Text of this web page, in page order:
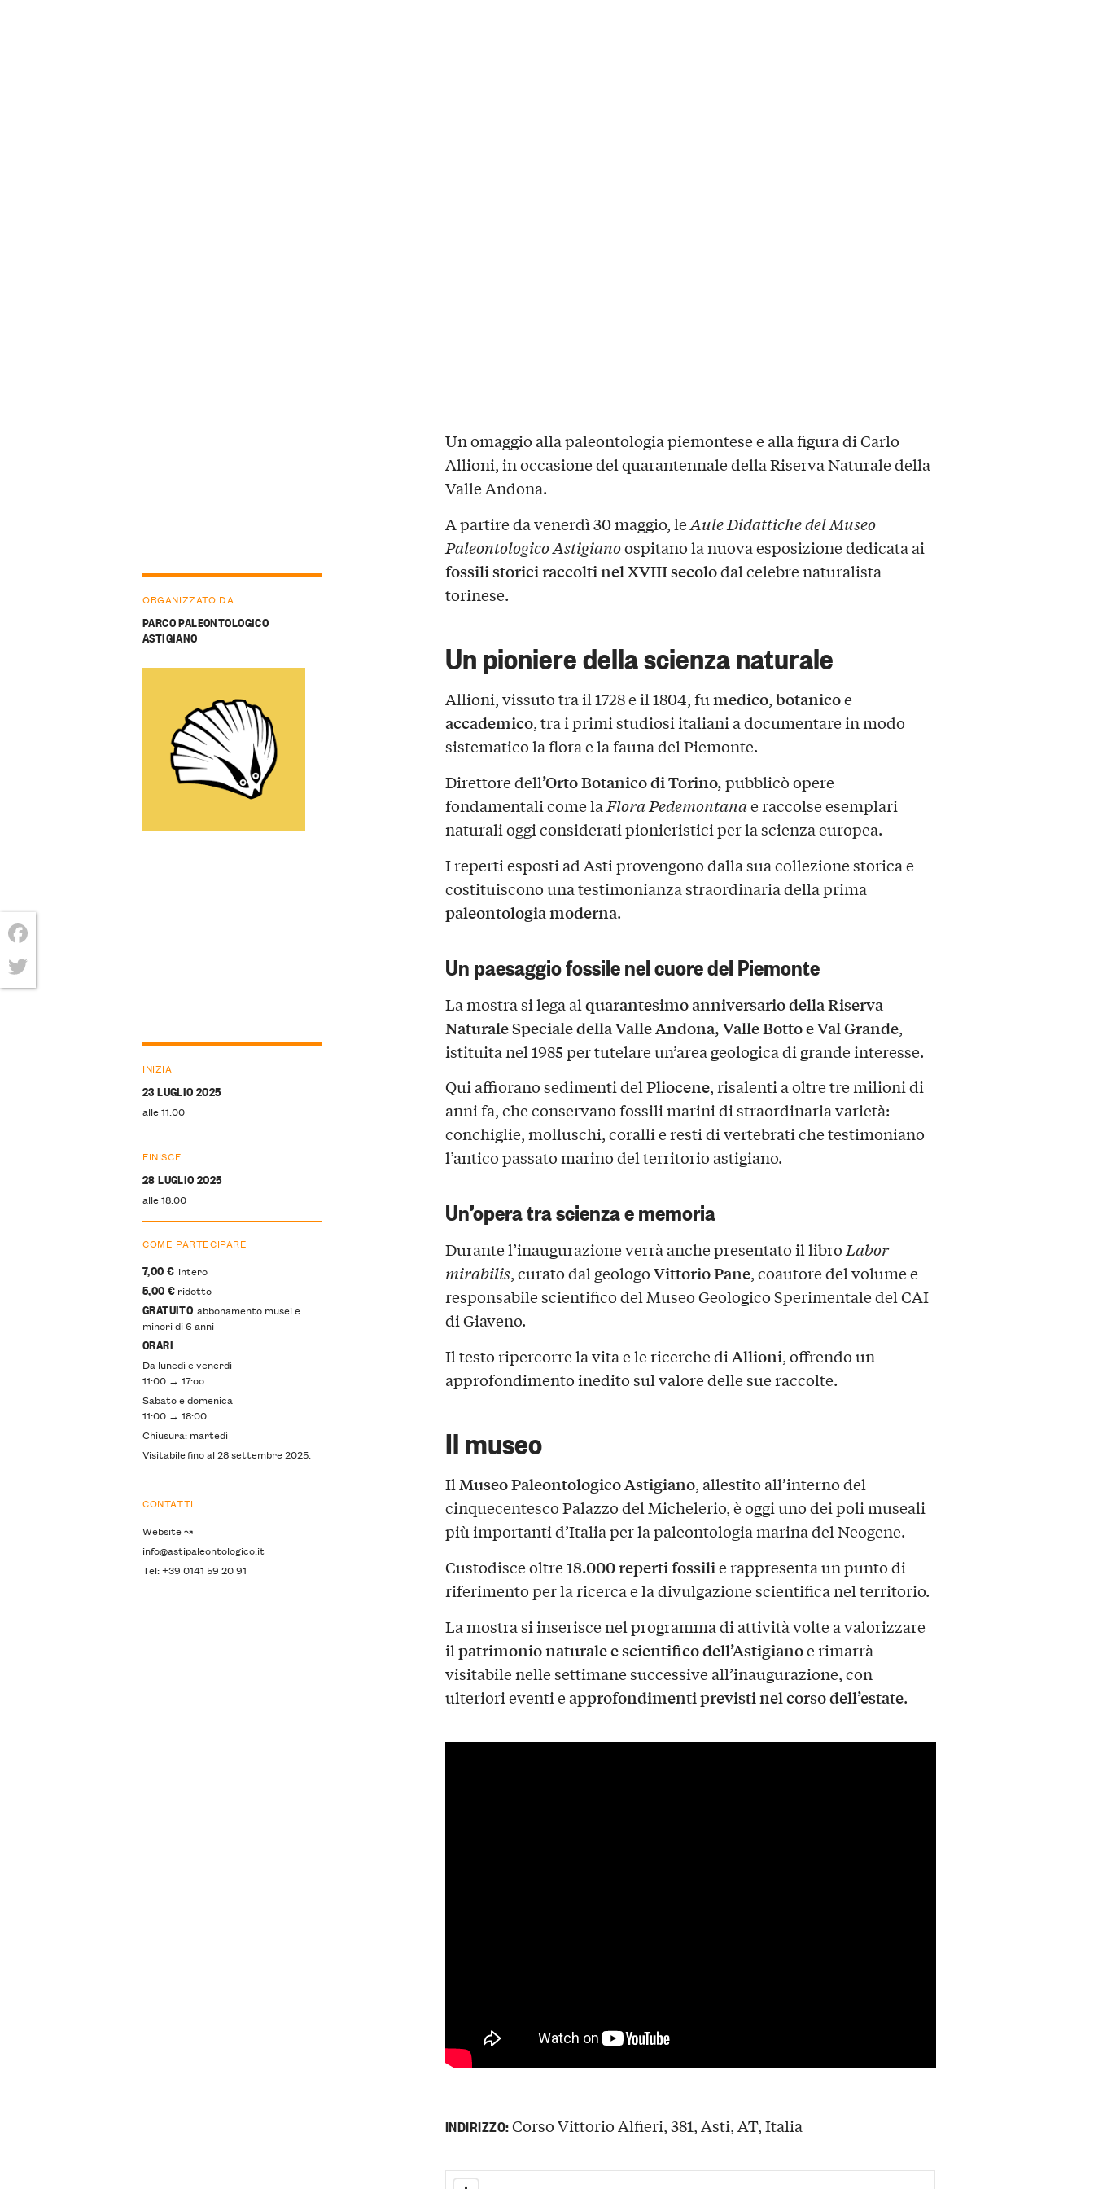
Un omaggio alla paleontologia piemontese e alla figura di Carlo
Allioni, in occasione del quarantennale della Riserva Naturale della
Valle Andona.
A partire da venerdì 30 maggio, leAule Didattiche del Museo
Paleontologico Astigianoospitano la nuova esposizione dedicata ai
fossili storici raccolti nel XVIII secolodal celebre naturalista
torinese.
Un pioniere della scienza naturale
Allioni, vissuto tra il 1728 e il 1804, fu medico,botanicoe
accademico, tra i primi studiosi italiani a documentare in modo
sistematico la flora e la fauna del Piemonte.
Direttore dell’Orto Botanico di Torino,pubblicò opere
fondamentali come la Flora Pedemontanae raccolse esemplari
naturali oggi considerati pionieristici per la scienza europea.
I reperti esposti ad Asti provengono dalla sua collezione storica e
costituiscono una testimonianza straordinaria della prima
paleontologia moderna.
Un paesaggio fossile nel cuore del Piemonte
La mostra si lega alquarantesimo anniversario della Riserva
Naturale Speciale della Valle Andona, Valle Botto e Val Grande,
istituita nel 1985 per tutelare un’area geologica di grande interesse.
Qui affiorano sedimenti delPliocene, risalenti a oltre tre milioni di
anni fa, che conservano fossili marini di straordinaria varietà:
conchiglie, molluschi, coralli e resti di vertebrati che testimoniano
l’antico passato marino del territorio astigiano.
Un’opera tra scienza e memoria
Durante l’inaugurazione verrà anche presentato il libroLabor
mirabilis, curato dal geologoVittorio Pane, coautore del volume e
responsabile scientifico del Museo Geologico Sperimentale del CAI
di Giaveno.
Il testo ripercorre la vita e le ricerche diAllioni, offrendo un
approfondimento inedito sul valore delle sue raccolte.
Il museo
IlMuseo Paleontologico Astigiano, allestito all’interno del
cinquecentesco Palazzo del Michelerio, è oggi uno dei poli museali
più importanti d’Italia per la paleontologia marina del Neogene.
Custodisce oltre18.000 reperti fossilie rappresenta un punto di
riferimento per la ricerca e la divulgazione scientifica nel territorio.
La mostra si inserisce nel programma di attività volte a valorizzare
ilpatrimonio naturale e scientifico dell’Astigianoe rimarrà
visitabile nelle settimane successive all’inaugurazione, con
ulteriori eventi eapprofondimenti previsti nel corso dell’estate.
ORGANIZZATO DA
PARCO PALEONTOLOGICO
ASTIGIANO
INIZIA
23 LUGLIO 2025
alle 11:00
FINISCE
28 LUGLIO 2025
alle 18:00
COME PARTECIPARE
7,00 € intero
5,00 € ridotto
GRATUITO abbonamento musei e
minori di 6 anni
ORARI
Da lunedì e venerdì
11:00 → 17:oo
Sabato e domenica
11:00 → 18:00
Chiusura: martedì
Visitabile fino al 28 settembre 2025.
CONTATTI
Website ↝
info@astipaleontologico.it
Tel: +39 0141 59 20 91
INDIRIZZO:Corso Vittorio Alfieri, 381, Asti, AT, Italia
Facebook
Twitter